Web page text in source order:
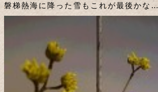
磐梯熱海に降った雪もこれが最後かな…